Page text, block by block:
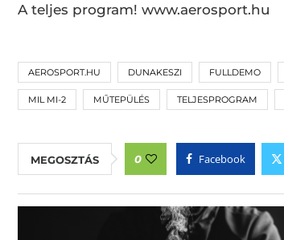
A teljes program! www.aerosport.hu
AEROSPORT.HU DUNAKESZI FULLDEMO
MIL MI-2 MŰTEPÜLÉS TELJESPROGRAM
MEGOSZTÁS 0 Facebook